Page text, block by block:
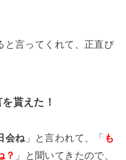
と言ってくれて、正直び
貰えた！
会ね 」と言われて、「 も
？ 」と聞いてきたので、